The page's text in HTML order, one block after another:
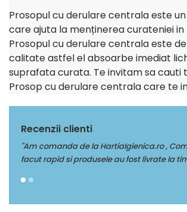
Prosopul cu derulare centrala este
care ajuta la menținerea curateniei
Prosopul cu derulare centrala este
calitate astfel el absoarbe imediat
suprafata curata. Te invitam sa cauti
Prosop cu derulare centrala care te
Recenzii clienti
, Comanda s-a
au fost livrate la timp"